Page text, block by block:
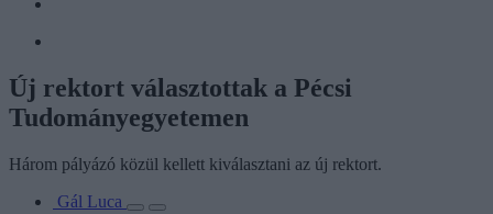
Új rektort választottak a Pécsi
Tudományegyetemen
Három pályázó közül kellett kiválasztani az új rektort.
Gál Luca